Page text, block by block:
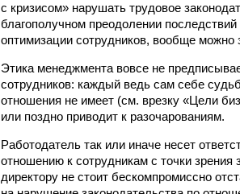
с кризисом» нарушать трудовое
благополучном преодолении
оптимизации сотрудников, вообще можно
Этика менеджмента вовсе не
сотрудников: каждый ведь сам себе
отношения не имеет (см. врезку «Цели
или поздно приводит к разочарованиям.
Работодатель так или иначе несет
отношению к сотрудникам с точки
директору не стоит бескомпромиссно